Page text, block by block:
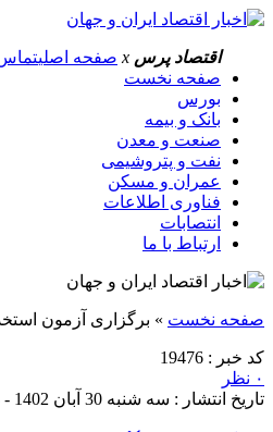
اقتصاد پرس x صفحه اصلیتماس
صفحه نخست
بورس
بانک و بیمه
صنعت و معدن
نفت و پتروشیمی
عمران و مسکن
فناوری اطلاعات
انتصابات
ارتباط با ما
صفحه نخست » برگزاری آزمون
کد خبر : 19476
۰ نظر
تاریخ انتشار : سه شنبه 30 آبان 1402 - 11:43